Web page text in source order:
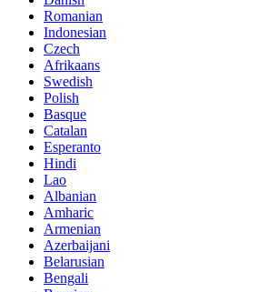
Romanian
Indonesian
Czech
Afrikaans
Swedish
Polish
Basque
Catalan
Esperanto
Hindi
Lao
Albanian
Amharic
Armenian
Azerbaijani
Belarusian
Bengali